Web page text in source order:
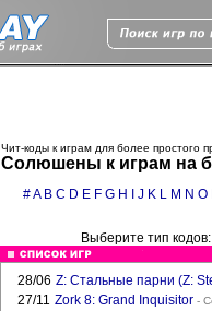
Чит-коды к играм для более простого
Солюшены к играм на
#A B C D E F G H J K L M N O
Выберите тип
28/06 Z: Стальные парни (Z:
27/11 Zork 8: Grand Inquisitor -